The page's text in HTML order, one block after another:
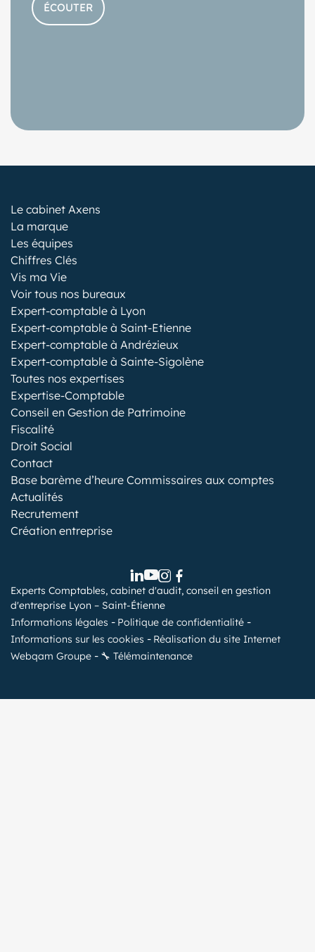
ÉCOUTER
Le cabinet Axens
La marque
Les équipes
Chiffres Clés
Vis ma Vie
Voir tous nos bureaux
Expert-comptable à Lyon
Expert-comptable à Saint-Etienne
Expert-comptable à Andrézieux
Expert-comptable à Sainte-Sigolène
Toutes nos expertises
Expertise-Comptable
Conseil en Gestion de Patrimoine
Fiscalité
Droit Social
Contact
Base barème d’heure Commissaires aux comptes
Actualités
Recrutement
Création entreprise
Experts Comptables, cabinet d'audit, conseil en gestion
d'entreprise Lyon – Saint-Étienne
Informations légales
Politique de confidentialité
Informations sur les cookies
Réalisation du site Internet
Webqam Groupe
🔧 Télémaintenance